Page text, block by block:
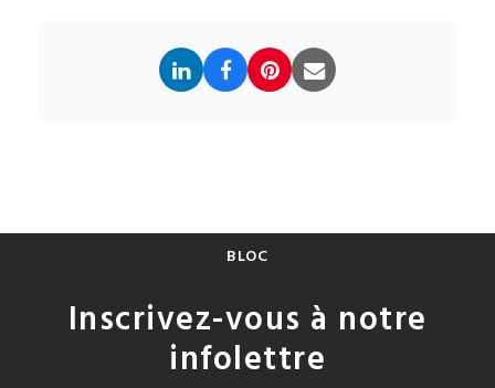
BLOC
Inscrivez-vous à notre
infolettre